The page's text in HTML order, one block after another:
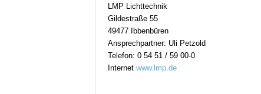
LMP Lichttechnik
Gildestraße 55
49477 Ibbenbüren
Ansprechpartner: Uli Petzold
Telefon: 0 54 51 / 59 00-0
Internet www.lmp.de